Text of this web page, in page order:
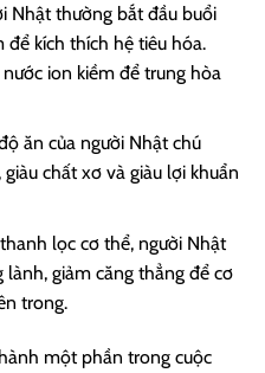
Nhật thường bắt đầu buổi
kích thích hệ tiêu hóa.
ion kiềm để trung hòa
ăn của người Nhật chú
chất xơ và giàu lợi khuẩn
lọc cơ thể, người Nhật
giảm căng thẳng để cơ
trong.
một phần trong cuộc